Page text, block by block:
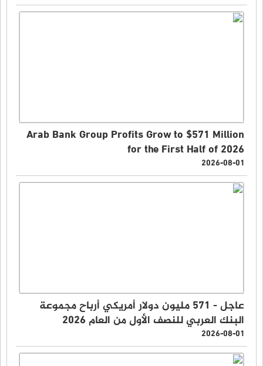
Arab Bank Group Profits Grow to $571 Million
for the First Half of 2026
2026-08-01
عاجل - 571 مليون دولار أمريكي أرباح مجموعة
البنك العربي للنصف الأول من العام 2026
2026-08-01